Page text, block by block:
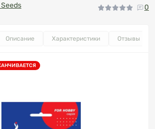
Seeds
0
Описание Характеристики Отзывы